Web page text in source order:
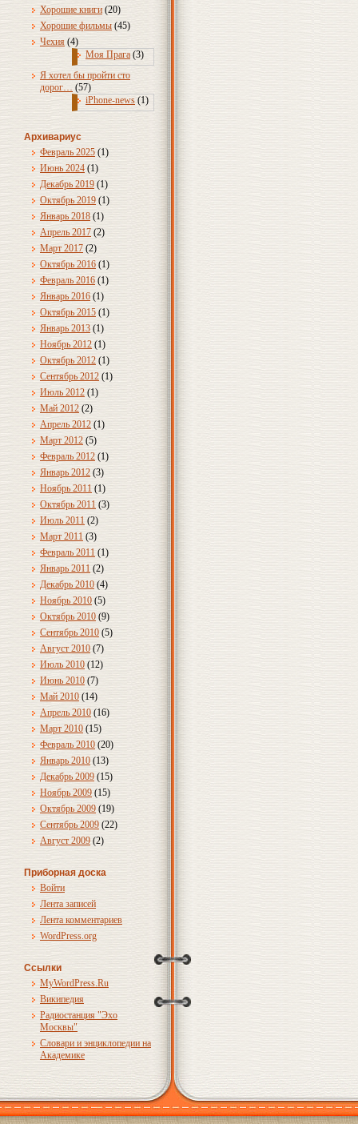
Хорошие книги (20)
Хорошие фильмы (45)
Чехия (4)
Моя Прага (3)
Я хотел бы пройти сто
дорог… (57)
iPhone-news (1)
Архивариус
Февраль 2025 (1)
Июнь 2024 (1)
Декабрь 2019 (1)
Октябрь 2019 (1)
Январь 2018 (1)
Апрель 2017 (2)
Март 2017 (2)
Октябрь 2016 (1)
Февраль 2016 (1)
Январь 2016 (1)
Октябрь 2015 (1)
Январь 2013 (1)
Ноябрь 2012 (1)
Октябрь 2012 (1)
Сентябрь 2012 (1)
Июль 2012 (1)
Май 2012 (2)
Апрель 2012 (1)
Март 2012 (5)
Февраль 2012 (1)
Январь 2012 (3)
Ноябрь 2011 (1)
Октябрь 2011 (3)
Июль 2011 (2)
Март 2011 (3)
Февраль 2011 (1)
Январь 2011 (2)
Декабрь 2010 (4)
Ноябрь 2010 (5)
Октябрь 2010 (9)
Сентябрь 2010 (5)
Август 2010 (7)
Июль 2010 (12)
Июнь 2010 (7)
Май 2010 (14)
Апрель 2010 (16)
Март 2010 (15)
Февраль 2010 (20)
Январь 2010 (13)
Декабрь 2009 (15)
Ноябрь 2009 (15)
Октябрь 2009 (19)
Сентябрь 2009 (22)
Август 2009 (2)
Приборная доска
Войти
Лента записей
Лента комментариев
WordPress.org
Ссылки
MyWordPress.Ru
Википедия
Радиостанция "Эхо
Москвы"
Словари и энциклопедии на
Академике